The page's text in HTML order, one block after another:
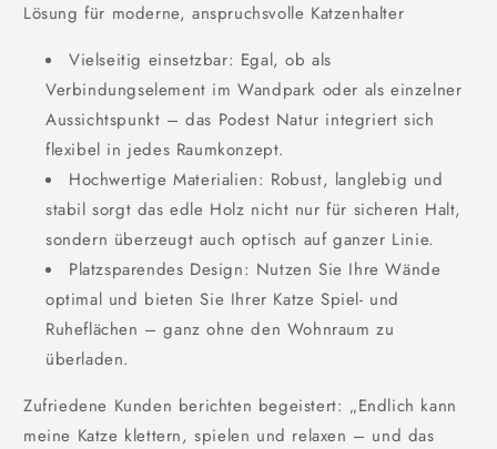
Lösung für moderne, anspruchsvolle Katzenhalter
Vielseitig einsetzbar: Egal, ob als
Verbindungselement im Wandpark oder als einzelner
Aussichtspunkt – das Podest Natur integriert sich
flexibel in jedes Raumkonzept.
Hochwertige Materialien: Robust, langlebig und
stabil sorgt das edle Holz nicht nur für sicheren Halt,
sondern überzeugt auch optisch auf ganzer Linie.
Platzsparendes Design: Nutzen Sie Ihre Wände
optimal und bieten Sie Ihrer Katze Spiel- und
Ruheflächen – ganz ohne den Wohnraum zu
überladen.
Zufriedene Kunden berichten begeistert: „Endlich kann
meine Katze klettern, spielen und relaxen – und das